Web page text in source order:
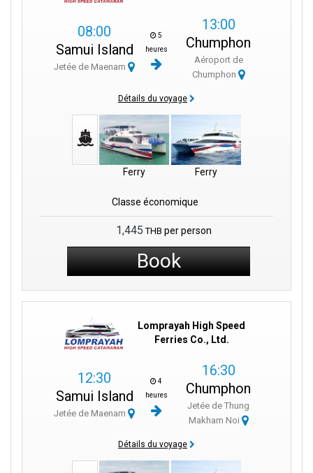
08:00
Samui Island
Jetée de Maenam
5
heures
13:00
Chumphon
Aéroport de
Chumphon
Détails du voyage
Ferry Ferry
Classe économique
1,445 THB per person
Book
Lomprayah High Speed
Ferries Co., Ltd.
12:30
Samui Island
Jetée de Maenam
4
heures
16:30
Chumphon
Jetée de Thung
Makham Noi
Détails du voyage